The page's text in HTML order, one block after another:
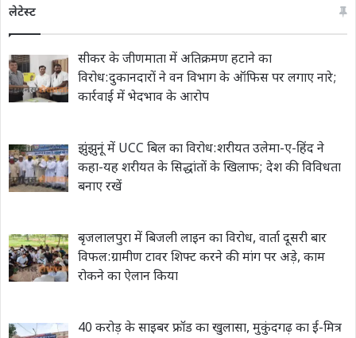
लेटेस्ट
सीकर के जीणमाता में अतिक्रमण हटाने का
विरोध:दुकानदारों ने वन विभाग के ऑफिस पर लगाए नारे;
कार्रवाई में भेदभाव के आरोप
झुंझुनूं में UCC बिल का विरोध:शरीयत उलेमा-ए-हिंद ने
कहा-यह शरीयत के सिद्धांतों के खिलाफ; देश की विविधता
बनाए रखें
बृजलालपुरा में बिजली लाइन का विरोध, वार्ता दूसरी बार
विफल:ग्रामीण टावर शिफ्ट करने की मांग पर अड़े, काम
रोकने का ऐलान किया
40 करोड़ के साइबर फ्रॉड का खुलासा, मुकुंदगढ़ का ई-मित्र